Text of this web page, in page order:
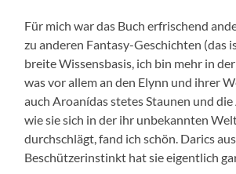
Für mich war das Buch erfrischend
zu anderen Fantasy-Geschichten (das
breite Wissensbasis, ich bin mehr in der
was vor allem an den Elynn und ihrer
auch Aroanídas stetes Staunen und
wie sie sich in der ihr unbekannten
durchschlägt, fand ich schön. Darics
Beschützerinstinkt hat sie eigentlich